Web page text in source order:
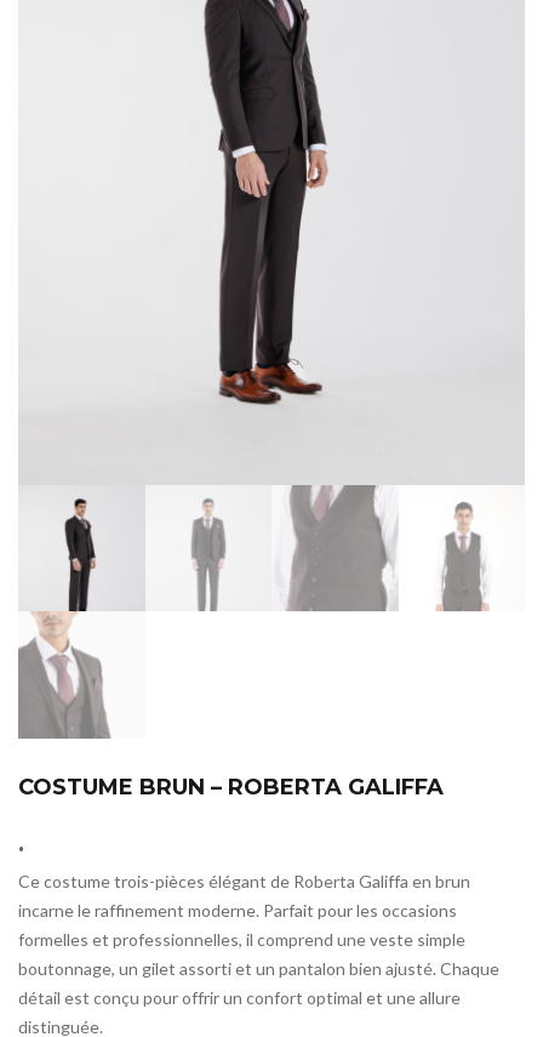
COSTUME BRUN – ROBERTA GALIFFA
.
Ce costume trois-pièces élégant de Roberta Galiffa en brun
incarne le raffinement moderne. Parfait pour les occasions
formelles et professionnelles, il comprend une veste simple
boutonnage, un gilet assorti et un pantalon bien ajusté. Chaque
détail est conçu pour offrir un confort optimal et une allure
distinguée.